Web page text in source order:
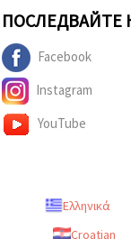
ПОСЛЕДВАЙТЕ
Facebook
Instagram
YouTube
Ελληνικά
Croatian